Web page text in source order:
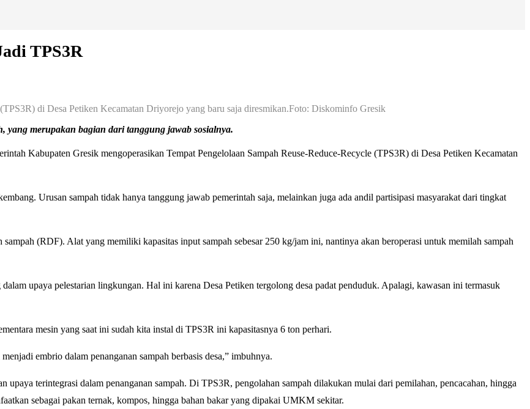
TPS3R
di Desa Petiken Kecamatan Driyorejo yang baru saja diresmikan.Foto: Diskominfo Gresik
yang merupakan bagian dari tanggung jawab sosialnya.
Kabupaten Gresik mengoperasikan Tempat Pengelolaan Sampah Reuse-Reduce-Recycle (TPS3R) di Desa Petiken Kecamatan
Urusan sampah tidak hanya tanggung jawab pemerintah saja, melainkan juga ada andil partisipasi masyarakat dari tingkat
(RDF). Alat yang memiliki kapasitas input sampah sebesar 250 kg/jam ini, nantinya akan beroperasi untuk memilah sampah
upaya pelestarian lingkungan. Hal ini karena Desa Petiken tergolong desa padat penduduk. Apalagi, kawasan ini termasuk
mesin yang saat ini sudah kita instal di TPS3R ini kapasitasnya 6 ton perhari.
embrio dalam penanganan sampah berbasis desa,” imbuhnya.
terintegrasi dalam penanganan sampah. Di TPS3R, pengolahan sampah dilakukan mulai dari pemilahan, pencacahan, hingga
sebagai pakan ternak, kompos, hingga bahan bakar yang dipakai UMKM sekitar.